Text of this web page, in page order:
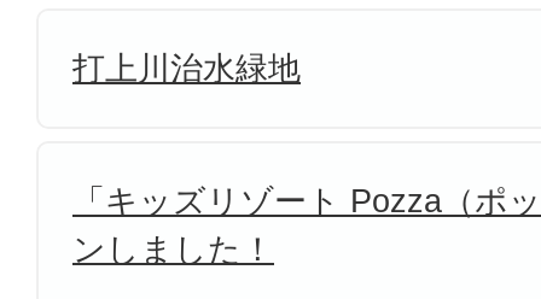
打上川治水緑地
「キッズリゾート Pozza（ポ
ンしました！